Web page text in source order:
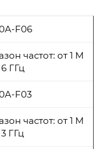
F06
частот: от 1 М
ГГц
F03
частот: от 1 М
ГГц